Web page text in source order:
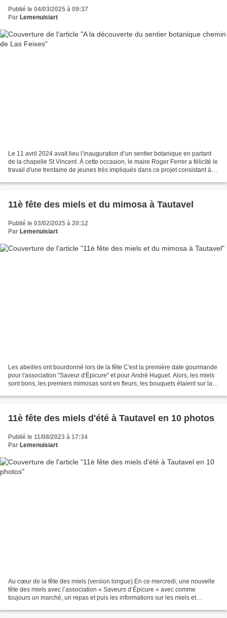
Publié le 04/03/2025 à 09:37
Par Lemenuisiart
Le 11 avril 2024 avait lieu l’inauguration d’un sentier botanique en partant
de la chapelle St Vincent. À cette occasion, le maire Roger Ferrer a félicité le
travail d'une trentaine de jeunes très impliqués dans ce projet consistant à
11è fête des miels et du mimosa à Tautavel
Publié le 03/02/2025 à 20:12
Par Lemenuisiart
Les abeilles ont bourdonné lors de la fête C'est la première date gourmande
pour l'association "Saveur d'Épicure" et pour André Huguet. Alors, les miels
sont bons, les premiers mimosas sont en fleurs, les bouquets étaient sur la
11è fête des miels d'été à Tautavel en 10 photos
Publié le 11/08/2023 à 17:34
Par Lemenuisiart
Au cœur de la fête des miels (version longue) En ce mercredi, une nouvelle
fête des miels avec l’association « Saveurs d’Épicure » avec comme
toujours un marché, un repas et puis les informations sur les miels et